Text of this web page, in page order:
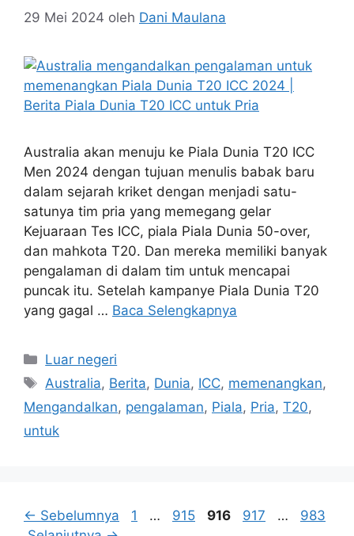
29 Mei 2024 oleh Dani Maulana
Australia akan menuju ke Piala Dunia T20 ICC
Men 2024 dengan tujuan menulis babak baru
dalam sejarah kriket dengan menjadi satu-
satunya tim pria yang memegang gelar
Kejuaraan Tes ICC, piala Piala Dunia 50-over,
dan mahkota T20. Dan mereka memiliki banyak
pengalaman di dalam tim untuk mencapai
puncak itu. Setelah kampanye Piala Dunia T20
yang gagal … Baca Selengkapnya
Kategori
Luar negeri
Tag
Australia, Berita, Dunia, ICC, memenangkan,
Mengandalkan, pengalaman, Piala, Pria, T20,
untuk
← Sebelumnya Halaman
1 … Halaman
915 Halaman
916 Halaman
917 …
983